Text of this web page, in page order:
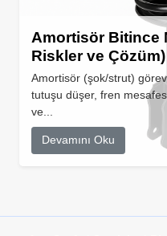
Amortisör Bitince
Riskler ve Çözüm)
Amortisör (şok/strut)
tutuşu düşer, fren
ve...
Devamını Oku